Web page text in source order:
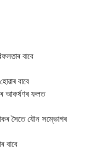
বাবে
বাবে
আকৰ্ষণৰ ফলত
সৈতে যৌন সম্ভোগৰ
বাবে